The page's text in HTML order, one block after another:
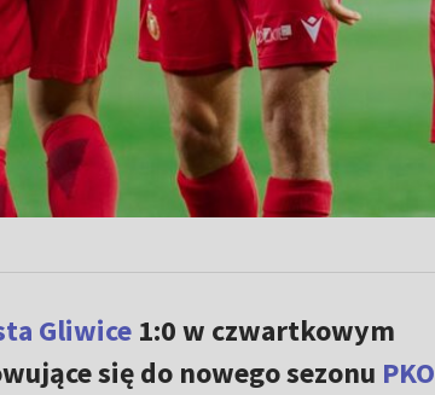
Gliwice1:0 w czwartkowym
się do nowego sezonu PKO